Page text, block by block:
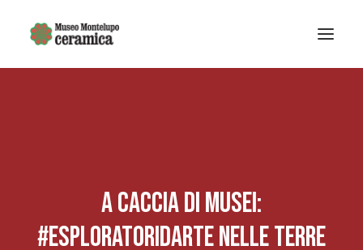
La Fondazione
A CACCIA DI MUSEI:
#ESPLORATORIDARTE NELLE TERRE